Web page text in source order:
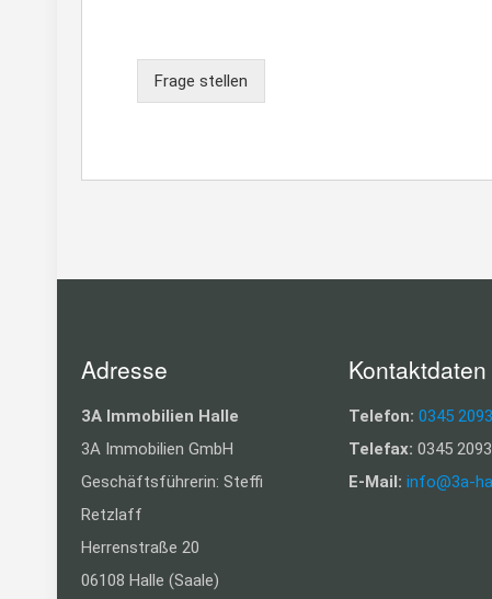
Frage stellen
Adresse
3A Immobilien Halle
3A Immobilien GmbH
Geschäftsführerin: Steffi
Retzlaff
Herrenstraße 20
06108 Halle (Saale)
Kontaktdaten
Telefon: 0345
Telefax: 0345
E-Mail: info@3a-